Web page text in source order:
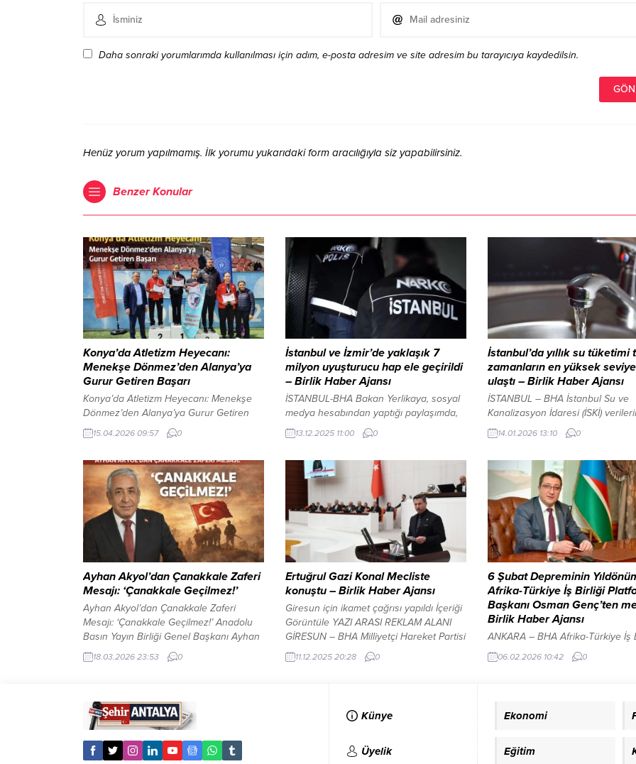
Daha sonraki yorumlarımda kullanılması için adım, e-posta adresim ve site adresim bu tarayıcıya kaydedilsin.
Henüz yorum yapılmamış. İlk yorumu yukarıdaki form aracılığıyla siz yapabilirsiniz.
Benzer Konular
Konya’da Atletizm Heyecanı:
Menekşe Dönmez’den Alanya’ya
Gurur Getiren Başarı
Konya’da Atletizm Heyecanı: Menekşe
Dönmez’den Alanya’ya Gurur Getiren
Başarı Konya Atletizm Sahası, Gençlik ve
Spor Bakanlığı (GSB) Okul Sporları
Müsabakaları’na ev sahipliği yaptı. Farklı
illerden gelen genç sporcuların kıyasıya
mücadele ettiği organizasyonda, Alanya
adına yarışan isimlerden biri dikkat çekti.
Top Fırlatmada Alanya Başarısı 11
Nisan’da...
15.04.2026 09:57 0
İstanbul ve İzmir’de yaklaşık 7
milyon uyuşturucu hap ele geçirildi
– Birlik Haber Ajansı
İSTANBUL-BHA Bakan Yerlikaya, sosyal
medya hesabından yaptığı paylaşımda,
Emniyet Genel Müdürlüğü Narkotik
Suçlarla Mücadele ve İstihbarat
ilişkin bilgi verdi. Yerlikaya,
gerçekleştirilen çalışmalarla uyuşturucu
hapların piyasaya sürülmesinin
engellendiğini ve toplum sağlığının
korunmasının hedeflendiğini belirtti.
İstanbul’da 3 milyon 912 bin hap ele
geçirildi İstanbul İl Emniyet Müdürlüğü
Narkotik Suçlarla...
13.12.2025 11:00 0
İstanbul’da yıllık su tüketimi
zamanların en yüksek
ulaştı – Birlik Haber Ajansı
İSTANBUL – BHA İstanbul Su ve
Kanalizasyon İdaresi (İSKİ)
göre, kentte 2025 yılında 7
823 aboneye hizmet verildi. Aynı
bin 586 metreküpü Avrupa
405 milyon 675 bin 435
Anadolu Yakası’nda gerçekleşti.
tüketim, 235 milyon 371 bin...
14.01.2026 13:10 0
Ayhan Akyol’dan Çanakkale Zaferi
Mesajı: ‘Çanakkale Geçilmez!’
Ayhan Akyol’dan Çanakkale Zaferi
Mesajı: ‘Çanakkale Geçilmez!’ Anadolu
Basın Yayın Birliği Genel Başkanı Ayhan
Akyol, 18 Mart Çanakkale Zaferi’nin yıl
dönümünde şehitleri rahmet, minnet ve
Çanakkale Zaferi’nin yıl dönümü
dolayısıyla yayımladığı mesajda, şehitleri
18.03.2026 23:53 0
Ertuğrul Gazi Konal Mecliste
konuştu – Birlik Haber Ajansı
Giresun için ikamet çağrısı yapıldı İçeriği
Görüntüle YAZI ARASI REKLAM ALANI
GİRESUN – BHA Milliyetçi Hareket Partisi
(MHP) Giresun Milletvekili Ertuğrul Gazi
Konal Türkiye Büyük Millet Meclisi
Bakanlığı Bütçesi üzerinde partisinin
görüşlerini açıkladı. Ertuğrul Gazi Konal
yaptığı konuşmada; Cumhur İttifakı
milletvekili olarak, Ulaştırma
Bakanlığımızın vizyon projeleriyle...
11.12.2025 20:28 0
6 Şubat Depreminin
Afrika-Türkiye İş Birliği
Başkanı Osman Genç’ten
Birlik Haber Ajansı
ANKARA – BHA Afrika-Türkiye İş
Platformu Başkanı Osman Genç
Şubat 2023 tarihinde meydana
Genç, mesajında şu ifadelere
açan ve hafızalarımızdan
06.02.2026 10:42 0
Künye
Üyelik
Ekonomi
Eğitim